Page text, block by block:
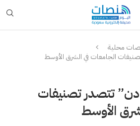
محلية
الجامعات في الشرق الأوسط
تتصدر تصنيفات
الأوسط